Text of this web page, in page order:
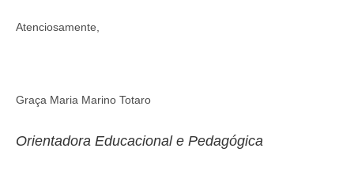
Atenciosamente,
Graça Maria Marino Totaro
Orientadora Educacional e Pedagógica